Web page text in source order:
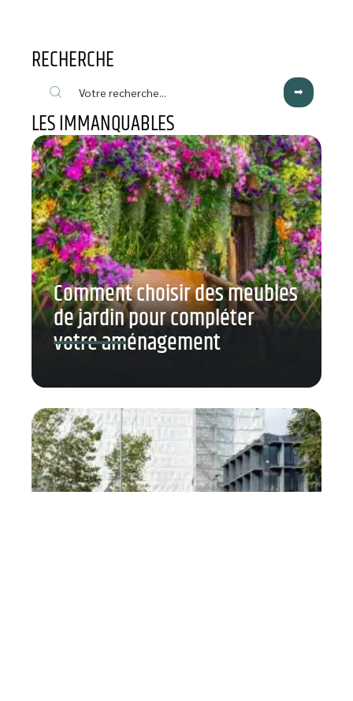
RECHERCHE
LES IMMANQUABLES
Comment choisir des meubles
de jardin pour compléter
votre aménagement